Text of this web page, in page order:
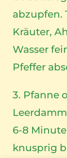
abzupfen.
Kräuter,
Wasser
Pfeffer
3. Pfanne
6-8
knusprig